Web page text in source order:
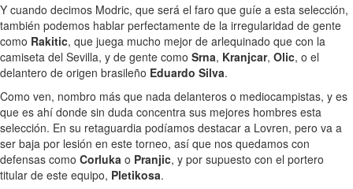
Y cuando decimos Modric, que será el faro que guíe a esta selección,
también podemos hablar perfectamente de la irregularidad de gente
como Rakitic, que juega mucho mejor de arlequinado que con la
camiseta del Sevilla, y de gente como Srna, Kranjcar, Olic, o el
delantero de origen brasileño Eduardo Silva.
Como ven, nombro más que nada delanteros o mediocampistas, y es
que es ahí donde sin duda concentra sus mejores hombres esta
selección. En su retaguardia podíamos destacar a Lovren, pero va a
ser baja por lesión en este torneo, así que nos quedamos con
defensas como Corluka o Pranjic, y por supuesto con el portero
titular de este equipo, Pletikosa.